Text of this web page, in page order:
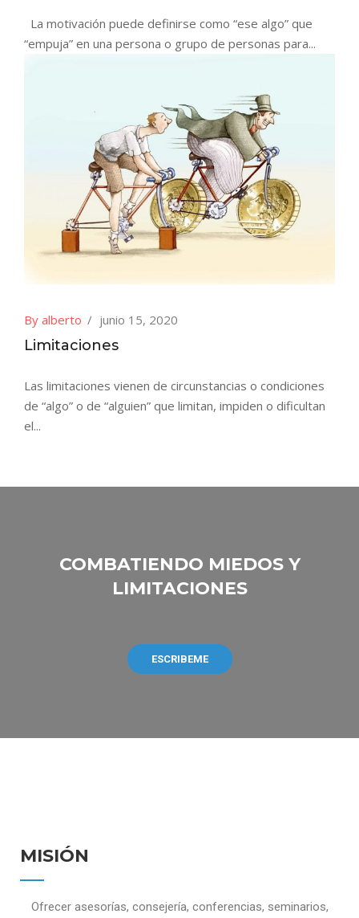
La motivación puede definirse como “ese algo” que
“empuja” en una persona o grupo de personas para...
By alberto junio 15, 2020
Limitaciones
Las limitaciones vienen de circunstancias o condiciones
de “algo” o de “alguien” que limitan, impiden o dificultan
el...
​COMBATIENDO MIEDOS Y
LIMITACIONES
ESCRIBEME
MISIÓN
​Ofrecer asesorías, consejería, conferencias, seminarios,